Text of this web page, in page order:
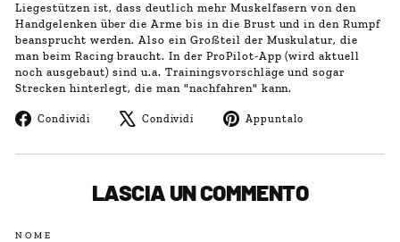
Liegestützen ist, dass deutlich mehr Muskelfasern von den
Handgelenken über die Arme bis in die Brust und in den Rumpf
beansprucht werden. Also ein Großteil der Muskulatur, die
man beim Racing braucht. In der ProPilot-App (wird aktuell
noch ausgebaut) sind u.a. Trainingsvorschläge und sogar
Strecken hinterlegt, die man "nachfahren" kann.
Condividi
CondividiCondividi
Twitta Appuntalo
LASCIA UN COMMENTO
NOME